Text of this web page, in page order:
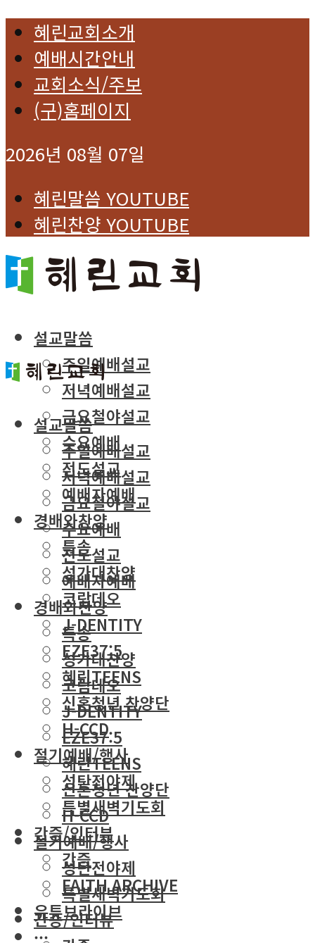
혜린교회소개
예배시간안내
교회소식/주보
(구)홈페이지
2026년 08월 07일
혜린말씀 YOUTUBE
혜린찬양 YOUTUBE
설교말씀
주일예배설교
저녁예배설교
금요철야설교
수요예배
전도설교
예배자예배
경배와찬양
특송
성가대찬양
코람데오
J-DENTITY
EZE37:5
혜린TEENS
신혼청년 찬양단
H-CCD
절기예배/행사
성탄전야제
특별새벽기도회
간증/인터뷰
간증
FAITH ARCHIVE
유튜브라이브
···
설교말씀
주일예배설교
저녁예배설교
금요철야설교
수요예배
전도설교
예배자예배
경배와찬양
특송
성가대찬양
코람데오
J-DENTITY
EZE37:5
혜린TEENS
신혼청년 찬양단
H-CCD
절기예배/행사
성탄전야제
특별새벽기도회
간증/인터뷰